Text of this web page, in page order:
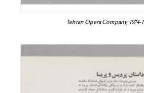
Tehran Opera Company, 1974-